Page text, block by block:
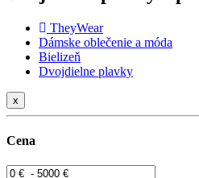
TheyWear
Dámske oblečenie a móda
Bielizeň
Dvojdielne plavky
x
Cena